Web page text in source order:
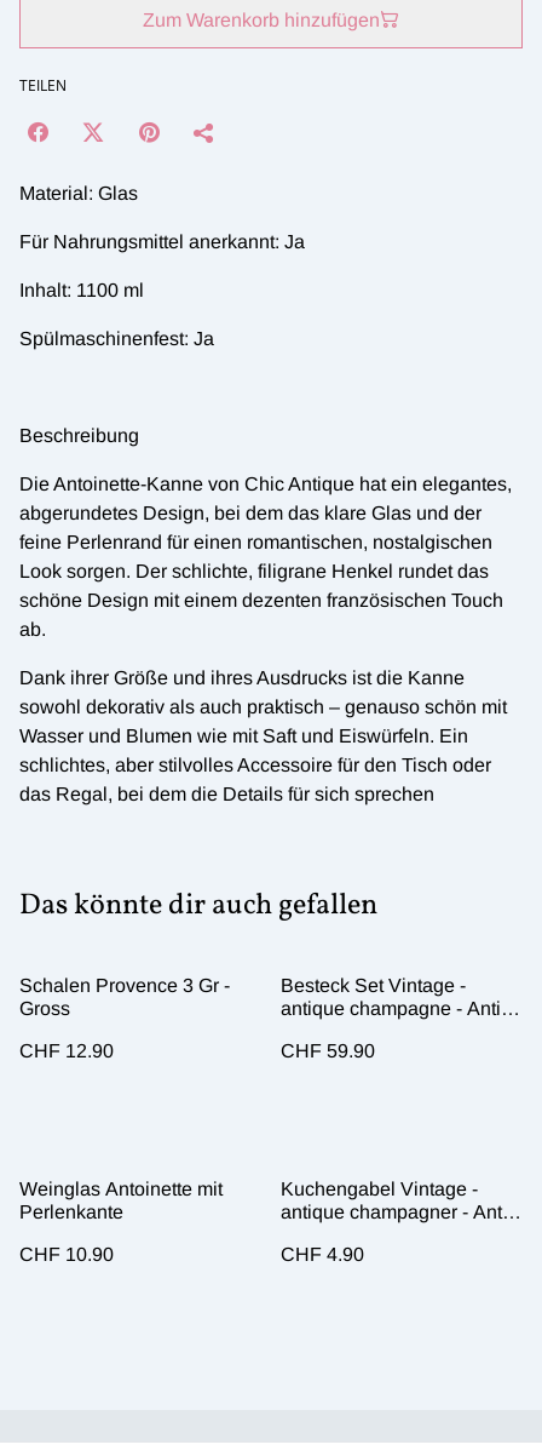
Zum Warenkorb hinzufügen
TEILEN
Material: Glas
Für Nahrungsmittel anerkannt: Ja
Inhalt: 1100 ml
Spülmaschinenfest: Ja
Beschreibung
Die Antoinette-Kanne von Chic Antique hat ein elegantes,
abgerundetes Design, bei dem das klare Glas und der
feine Perlenrand für einen romantischen, nostalgischen
Look sorgen. Der schlichte, filigrane Henkel rundet das
schöne Design mit einem dezenten französischen Touch
ab.
Dank ihrer Größe und ihres Ausdrucks ist die Kanne
sowohl dekorativ als auch praktisch – genauso schön mit
Wasser und Blumen wie mit Saft und Eiswürfeln. Ein
schlichtes, aber stilvolles Accessoire für den Tisch oder
das Regal, bei dem die Details für sich sprechen
Das könnte dir auch gefallen
Schalen Provence 3 Gr -
Gross
CHF 12.90
Besteck Set Vintage -
antique champagne - Antik
CHF 59.90
Weinglas Antoinette mit
Perlenkante
CHF 10.90
Kuchengabel Vintage -
antique champagner - Antik
CHF 4.90